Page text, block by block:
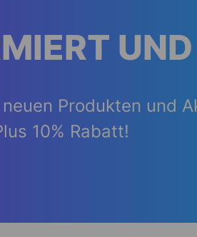
Produkten und
10% Rabatt!